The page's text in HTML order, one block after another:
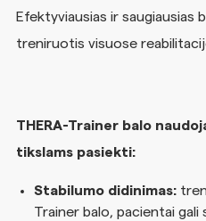
Efektyviausias ir saugiausias
treniruotis visuose
THERA-Trainer balo
tikslams pasiekti:
Stabilumo didinimas:
Trainer balo, pacientai